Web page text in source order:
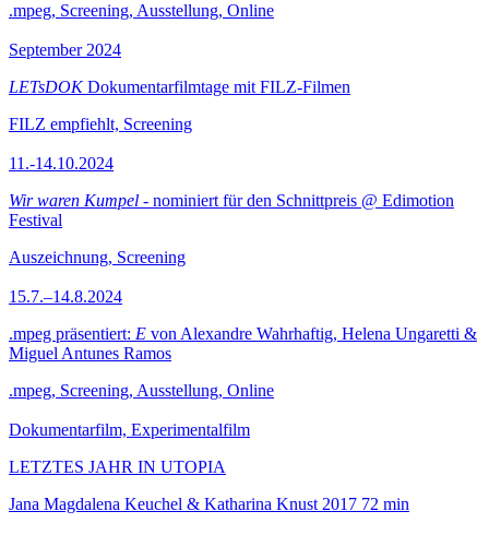
.mpeg, Screening, Ausstellung, Online
September 2024
LETsDOKDokumentarfilmtage mit FILZ-Filmen
FILZ empfiehlt, Screening
11.-14.10.2024
Wir waren Kumpel - nominiert für den Schnittpreis @ Edimotion
Festival
Auszeichnung, Screening
15.7.–14.8.2024
.mpeg präsentiert: E von Alexandre Wahrhaftig, Helena Ungaretti &
Miguel Antunes Ramos
.mpeg, Screening, Ausstellung, Online
Dokumentarfilm, Experimentalfilm
LETZTES JAHR IN UTOPIA
Jana Magdalena Keuchel & Katharina Knust 2017 72 min